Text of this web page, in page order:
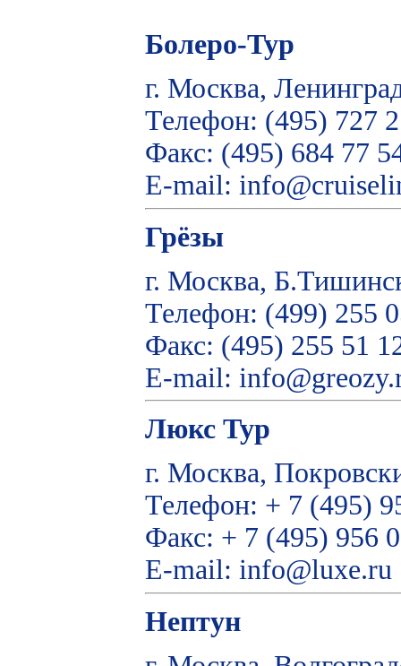
Болеро-Тур
г. Москва,
Телефон: (495) 727
Факс: (495) 684 77
E-mail:
Грёзы
г. Москва,
Телефон: (499) 255
Факс: (495) 255 51
E-mail:
Люкс Тур
г. Москва,
Телефон: + 7 (495)
Факс: + 7 (495) 956
E-mail: info@luxe.ru
Нептун